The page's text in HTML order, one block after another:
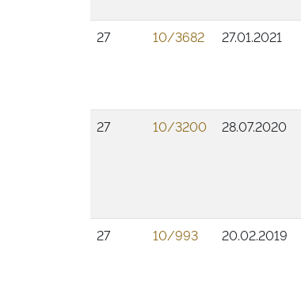
27
10/3682 27.01.2021
27
10/3200 28.07.2020
27
10/993 20.02.2019